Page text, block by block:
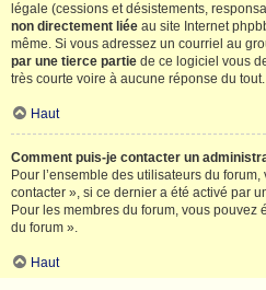
légale (cessions et désistements,
non directement liée au site Internet
même. Si vous adressez un courriel au
par une tierce partie de ce logiciel vous
très courte voire à aucune réponse du tout.
Haut
Comment puis-je contacter un
Pour l’ensemble des utilisateurs du
contacter », si ce dernier a été activé par
Pour les membres du forum, vous pouvez
du forum ».
Haut